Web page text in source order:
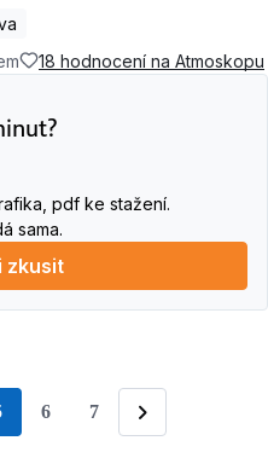
18 hodnocení na Atmoskopu
pdf ke stažení.
sama.
zkusit
6 7
Následující